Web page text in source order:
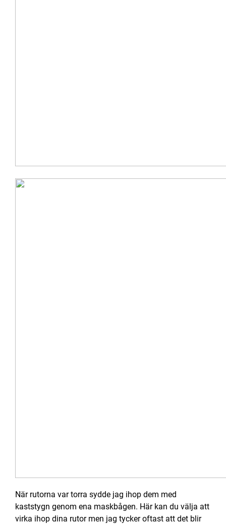
När rutorna var torra sydde jag ihop dem med
kaststygn genom ena maskbågen. Här kan du välja att
virka ihop dina rutor men jag tycker oftast att det blir